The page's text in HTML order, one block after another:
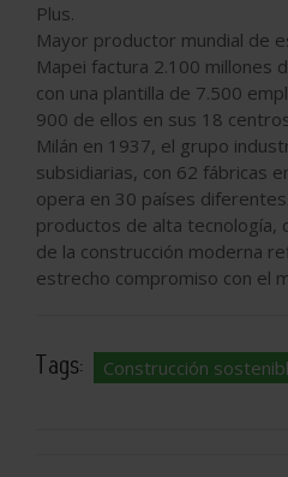
Plus.
Mayor productor mundial de
Mapei factura 2.100 millones
con una plantilla de 7.500
900 de ellos en sus 18
Milán en 1937, el grupo
subsidiarias, con 62 fábricas
opera en 30 países
productos de alta
de la construcción moderna
estrecho compromiso con el
Tags: Construcción